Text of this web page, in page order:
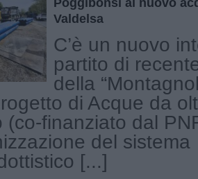
Poggibonsi al nuovo
Valdelsa
C’è un nuovo
partito di
della
di Acque da
(co-finanziato dal
del sistema
[...]